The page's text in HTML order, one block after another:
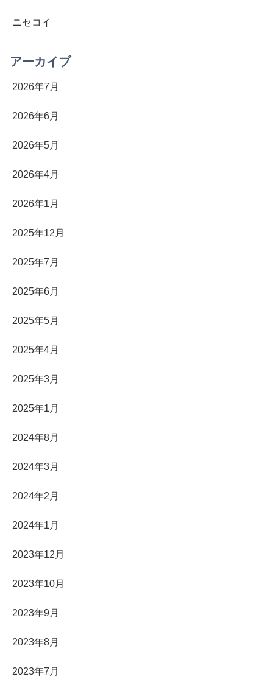
ニセコイ
アーカイブ
2026年7月
2026年6月
2026年5月
2026年4月
2026年1月
2025年12月
2025年7月
2025年6月
2025年5月
2025年4月
2025年3月
2025年1月
2024年8月
2024年3月
2024年2月
2024年1月
2023年12月
2023年10月
2023年9月
2023年8月
2023年7月